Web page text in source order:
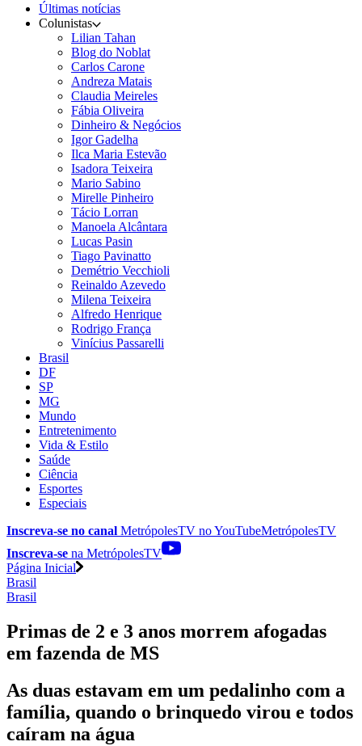
Últimas notícias
Colunistas
Lilian Tahan
Blog do Noblat
Carlos Carone
Andreza Matais
Claudia Meireles
Fábia Oliveira
Dinheiro & Negócios
Igor Gadelha
Ilca Maria Estevão
Isadora Teixeira
Mario Sabino
Mirelle Pinheiro
Tácio Lorran
Manoela Alcântara
Lucas Pasin
Tiago Pavinatto
Demétrio Vecchioli
Reinaldo Azevedo
Milena Teixeira
Alfredo Henrique
Rodrigo França
Vinícius Passarelli
Brasil
DF
SP
MG
Mundo
Entretenimento
Vida & Estilo
Saúde
Ciência
Esportes
Especiais
Inscreva-se no canal MetrópolesTV noYouTubeMetrópolesTV
Inscreva-se na MetrópolesTV
Página Inicial
Brasil
Brasil
Primas de 2 e 3 anos morrem afogadas
em fazenda de MS
As duas estavam em um pedalinho com a
família, quando o brinquedo virou e todos
caíram na água